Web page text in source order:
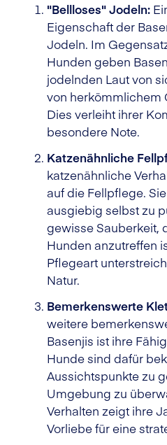
"Bellloses" Jodeln:
Eigenschaft der
Jodeln. Im
Hunden geben
jodelnden Laut von
von herkömmlichem
Dies verleiht ihrer
besondere Note.
Katzenähnliche
katzenähnliche
auf die Fellpflege.
ausgiebig selbst zu
gewisse Sauberkeit,
Hunden anzutreffen
Pflegeart
Natur.
Bemerkenswerte
weitere
Basenjis ist ihre
Hunde sind dafür
Aussichtspunkte zu
Umgebung zu
Verhalten zeigt ihre
Vorliebe für eine